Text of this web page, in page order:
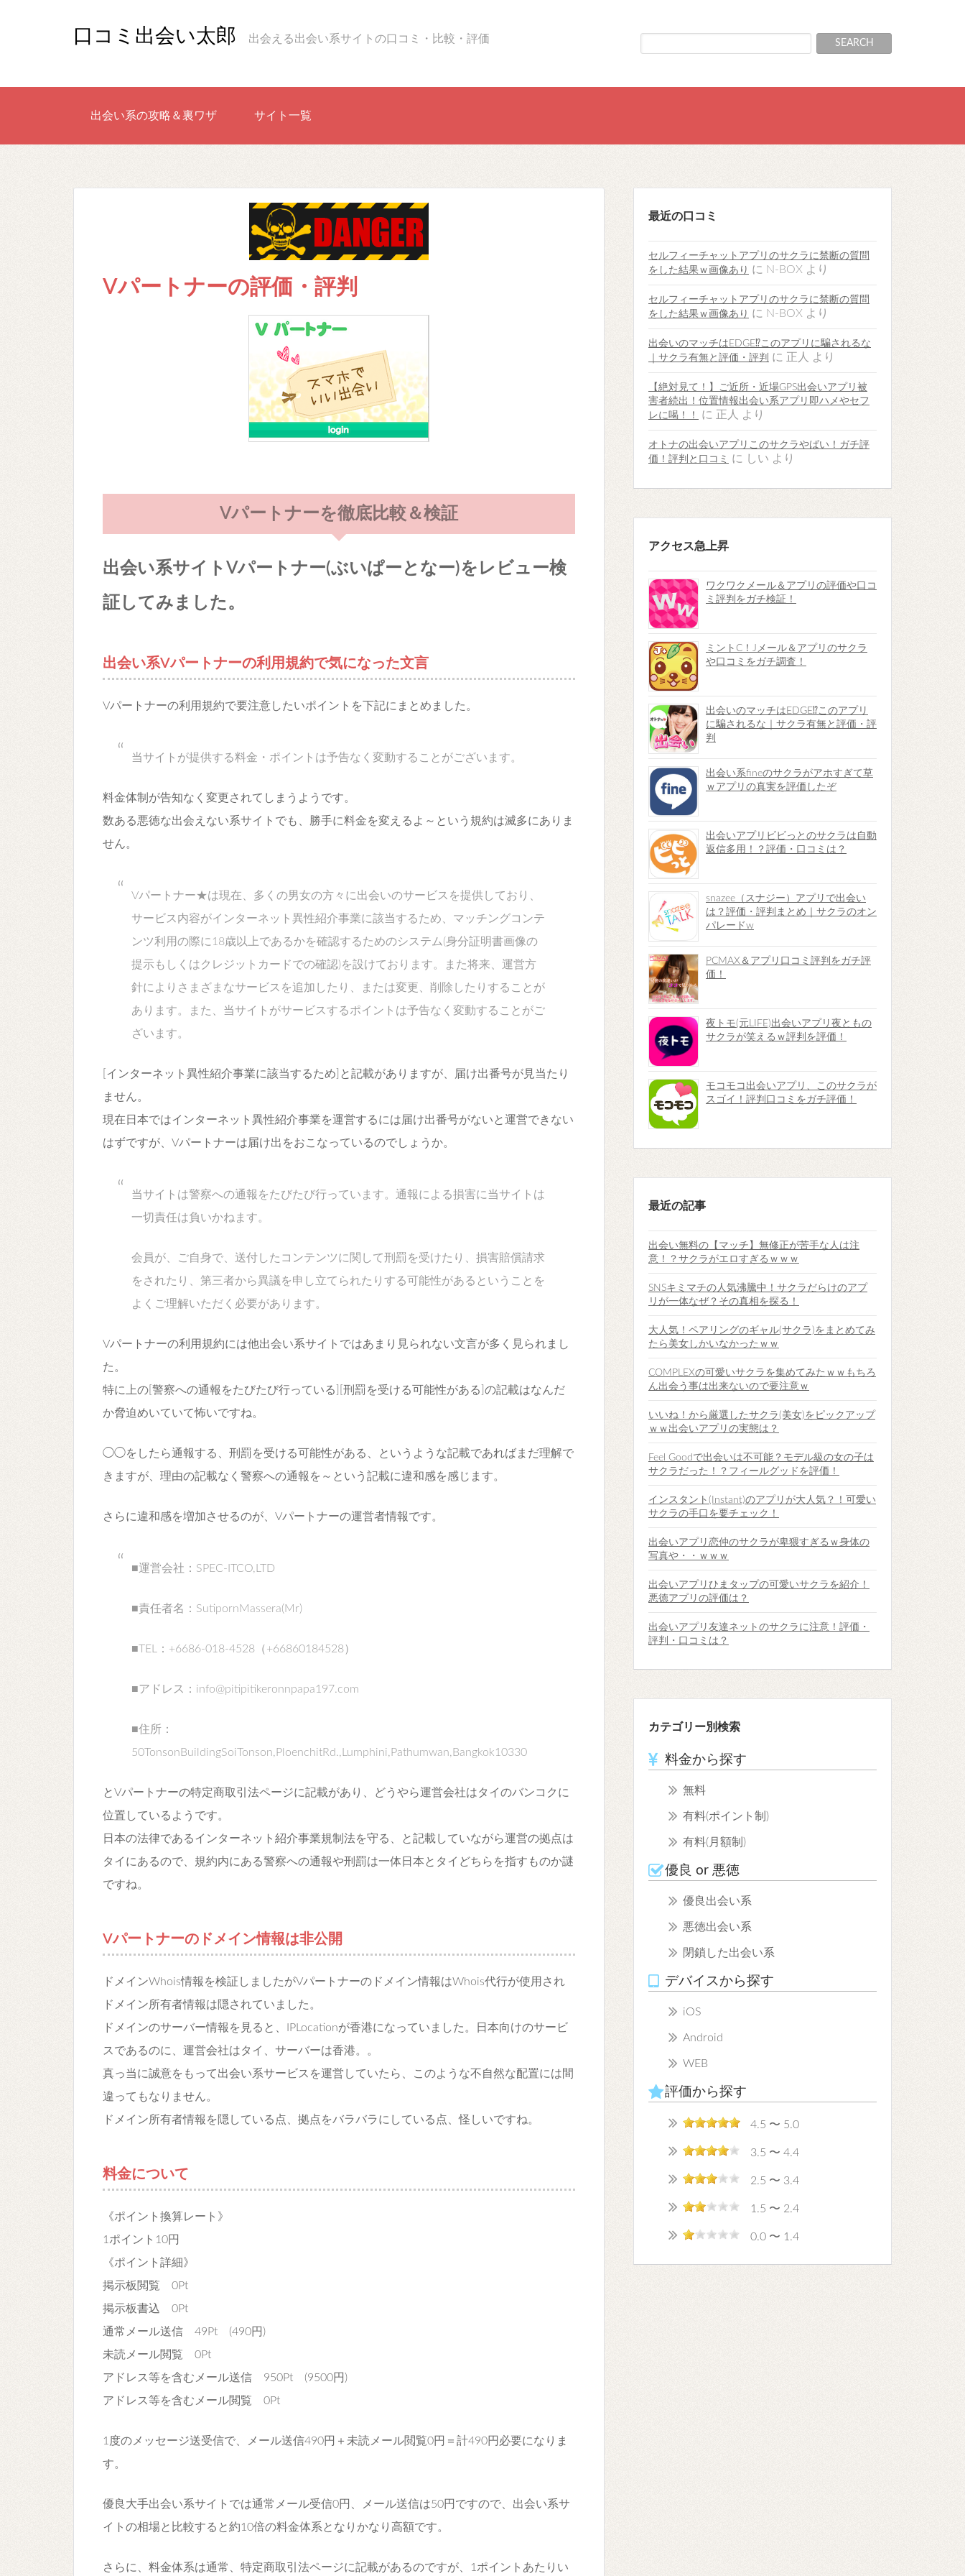
口コミ出会い太郎 出会える出会い系サイトの口コミ・比較・評価
出会い系の攻略＆裏ワザ サイト一覧
Vパートナーの評価・評判
Vパートナーを徹底比較＆検証
出会い系サイトVパートナー(ぶいぱーとなー)をレビュー検
証してみました。
出会い系Vパートナーの利用規約で気になった文言
Vパートナーの利用規約で要注意したいポイントを下記にまとめました。
当サイトが提供する料金・ポイントは予告なく変動することがございます。
料金体制が告知なく変更されてしまうようです。
数ある悪徳な出会えない系サイトでも、勝手に料金を変えるよ～という規約は滅多にありま
せん。
Vパートナー★は現在、多くの男女の方々に出会いのサービスを提供しており、
サービス内容がインターネット異性紹介事業に該当するため、マッチングコンテ
ンツ利用の際に18歳以上であるかを確認するためのシステム(身分証明書画像の
提示もしくはクレジットカードでの確認)を設けております。また将来、運営方
針によりさまざまなサービスを追加したり、または変更、削除したりすることが
あります。また、当サイトがサービスするポイントは予告なく変動することがご
ざいます。
[インターネット異性紹介事業に該当するため]と記載がありますが、届け出番号が見当たり
ません。
現在日本ではインターネット異性紹介事業を運営するには届け出番号がないと運営できない
はずですが、Vパートナーは届け出をおこなっているのでしょうか。
当サイトは警察への通報をたびたび行っています。通報による損害に当サイトは
一切責任は負いかねます。
会員が、ご自身で、送付したコンテンツに関して刑罰を受けたり、損害賠償請求
をされたり、第三者から異議を申し立てられたりする可能性があるということを
よくご理解いただく必要があります。
Vパートナーの利用規約には他出会い系サイトではあまり見られない文言が多く見られまし
た。
特に上の[警察への通報をたびたび行っている][刑罰を受ける可能性がある]の記載はなんだ
か脅迫めいていて怖いですね。
◯◯をしたら通報する、刑罰を受ける可能性がある、というような記載であればまだ理解で
きますが、理由の記載なく警察への通報を～という記載に違和感を感じます。
さらに違和感を増加させるのが、Vパートナーの運営者情報です。
■運営会社：SPEC-ITCO,LTD
■責任者名：SutipornMassera(Mr)
■TEL：+6686-018-4528（+66860184528）
■アドレス：info@pitipitikeronnpapa197.com
■住所：
50TonsonBuildingSoiTonson,PloenchitRd.,Lumphini,Pathumwan,Bangkok10330
とVパートナーの特定商取引法ページに記載があり、どうやら運営会社はタイのバンコクに
位置しているようです。
日本の法律であるインターネット紹介事業規制法を守る、と記載していながら運営の拠点は
タイにあるので、規約内にある警察への通報や刑罰は一体日本とタイどちらを指すものか謎
ですね。
Vパートナーのドメイン情報は非公開
ドメインWhois情報を検証しましたがVパートナーのドメイン情報はWhois代行が使用され
ドメイン所有者情報は隠されていました。
ドメインのサーバー情報を見ると、IPLocationが香港になっていました。日本向けのサービ
スであるのに、運営会社はタイ、サーバーは香港。。
真っ当に誠意をもって出会い系サービスを運営していたら、このような不自然な配置には間
違ってもなりません。
ドメイン所有者情報を隠している点、拠点をバラバラにしている点、怪しいですね。
料金について
《ポイント換算レート》
1ポイント10円
《ポイント詳細》
掲示板閲覧 0Pt
掲示板書込 0Pt
通常メール送信 49Pt (490円)
未読メール閲覧 0Pt
アドレス等を含むメール送信 950Pt (9500円)
アドレス等を含むメール閲覧 0Pt
1度のメッセージ送受信で、メール送信490円＋未読メール閲覧0円＝計490円必要になりま
す。
優良大手出会い系サイトでは通常メール受信0円、メール送信は50円ですので、出会い系サ
イトの相場と比較すると約10倍の料金体系となりかなり高額です。
さらに、料金体系は通常、特定商取引法ページに記載があるのですが、1ポイントあたりい
最近の口コミ
セルフィーチャットアプリのサクラに禁断の質問
をした結果ｗ画像あり に N-BOX より
セルフィーチャットアプリのサクラに禁断の質問
をした結果ｗ画像あり に N-BOX より
出会いのマッチはEDGE⁉︎このアプリに騙されるな
｜サクラ有無と評価・評判 に 正人 より
【絶対見て！】ご近所・近場GPS出会いアプリ被
害者続出！位置情報出会い系アプリ即ハメやセフ
レに喝！！
に 正人 より
オトナの出会いアプリこのサクラやばい！ガチ評
価！評判と口コミ
に しい より
アクセス急上昇
ワクワクメール＆アプリの評価や口コ
ミ評判をガチ検証！
ミントC！Jメール＆アプリのサクラ
や口コミをガチ調査！
出会いのマッチはEDGE⁉︎このアプリ
に騙されるな｜サクラ有無と評価・評
判
出会い系fineのサクラがアホすぎて草
ｗアプリの真実を評価したぞ
出会いアプリビビっとのサクラは自動
返信多用！？評価・口コミは？
snazee（スナジー）アプリで出会い
は？評価・評判まとめ｜サクラのオン
パレードw
PCMAX＆アプリ口コミ評判をガチ評
価！
夜トモ(元LIFE)出会いアプリ夜ともの
サクラが笑えるｗ評判を評価！
モコモコ出会いアプリ、このサクラが
スゴイ！評判口コミをガチ評価！
最近の記事
出会い無料の【マッチ】無修正が苦手な人は注
意！？サクラがエロすぎるｗｗｗ
SNSキミマチの人気沸騰中！サクラだらけのアプ
リが一体なぜ？その真相を探る！
大人気！ペアリングのギャル(サクラ)をまとめてみ
たら美女しかいなかったｗｗ
COMPLEXの可愛いサクラを集めてみたｗｗもちろ
ん出会う事は出来ないので要注意ｗ
いいね！から厳選したサクラ(美女)をピックアップ
ｗｗ出会いアプリの実態は？
Feel Goodで出会いは不可能？モデル級の女の子は
サクラだった！？フィールグッドを評価！
インスタント(Instant)のアプリが大人気？！可愛い
サクラの手口を要チェック！
出会いアプリ恋仲のサクラが卑猥すぎるｗ身体の
写真や・・ｗｗｗ
出会いアプリひまタップの可愛いサクラを紹介！
悪徳アプリの評価は？
出会いアプリ友達ネットのサクラに注意！評価・
評判・口コミは？
カテゴリー別検索
料金から探す
無料
有料(ポイント制)
有料(月額制)
優良 or 悪徳
優良出会い系
悪徳出会い系
閉鎖した出会い系
デバイスから探す
iOS
Android
WEB
評価から探す
4.5 〜 5.0
3.5 〜 4.4
2.5 〜 3.4
1.5 〜 2.4
0.0 〜 1.4